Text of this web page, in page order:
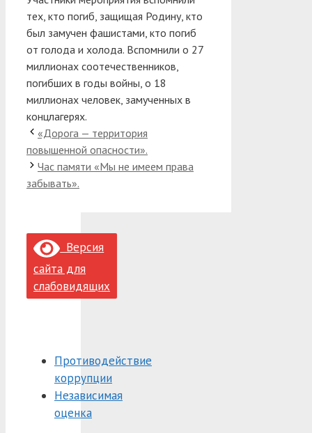
тех, кто погиб, защищая Родину, кто
был замучен фашистами, кто погиб
от голода и холода. Вспомнили о 27
миллионах соотечественников,
погибших в годы войны, о 18
миллионах человек, замученных в
концлагерях.
«Дорога — территория
повышенной опасности».
Час памяти «Мы не имеем права
забывать».
Версия
сайта для
слабовидящих
Противодействие
коррупции
Независимая
оценка